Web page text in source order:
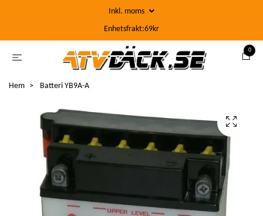
Inkl. moms
Enhetsfrakt:69kr
0
Hem Batteri YB9A-A